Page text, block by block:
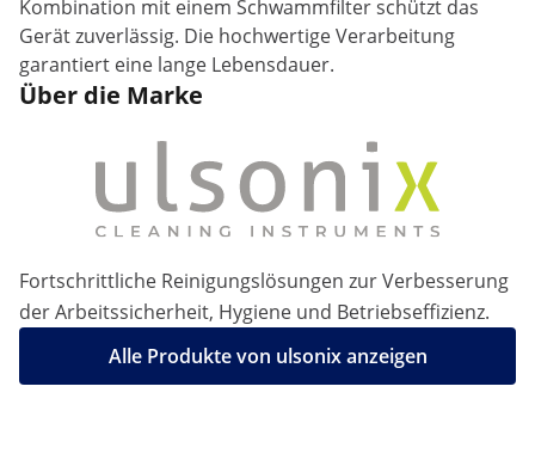
Kombination mit einem Schwammfilter schützt das
Gerät zuverlässig. Die hochwertige Verarbeitung
garantiert eine lange Lebensdauer.
Über die Marke
Fortschrittliche Reinigungslösungen zur Verbesserung
der Arbeitssicherheit, Hygiene und Betriebseffizienz.
Alle Produkte von ulsonix anzeigen